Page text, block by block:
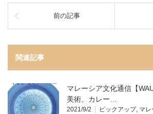
前の記事
関連記事
マレーシア文化通信【
美術、カレー…
2021/9/2 ピックアップ, マレ